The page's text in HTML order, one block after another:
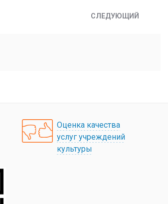
СЛЕДУЮЩИЙ
Оценка качества
услуг учреждений
культуры